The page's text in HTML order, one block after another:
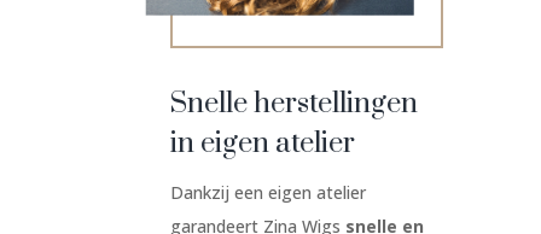
Snelle herstellingen
in eigen atelier
Dankzij een eigen atelier
garandeert Zina Wigs snelle en